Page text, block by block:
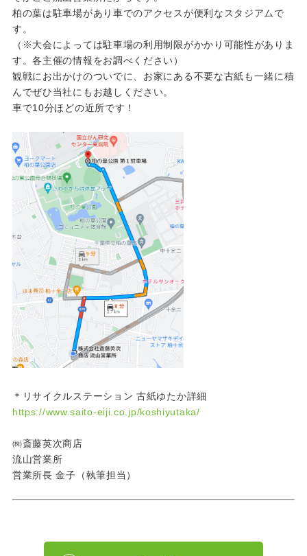
柏の葉は駐車場があり車でのアクセスが便利なスタジアムで
す。
（※大会によっては駐車場の利用制限がかかり可能性がありま
す。各主催の情報をお調べください）
観戦にお出かけのついでに、お家にある不要な古紙も一緒に積
んでぜひ当社にもお越しください。
車で10分ほどの近所です！
＊リサイクルステーション 古紙ゆたか詳細
https://www.saito-eiji.co.jp/koshiyutaka/
㈱斎藤英次商店
流山営業所
営業所長 金子（執筆担当）